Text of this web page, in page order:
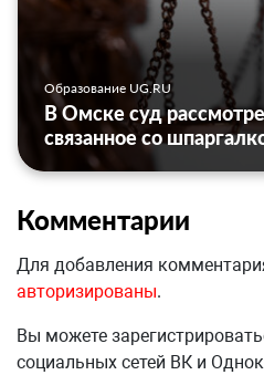
Образование UG.RU
В Омске суд
связанное со
Комментарии
Для добавления
авторизированы.
Вы можете
социальных сетей ВК и